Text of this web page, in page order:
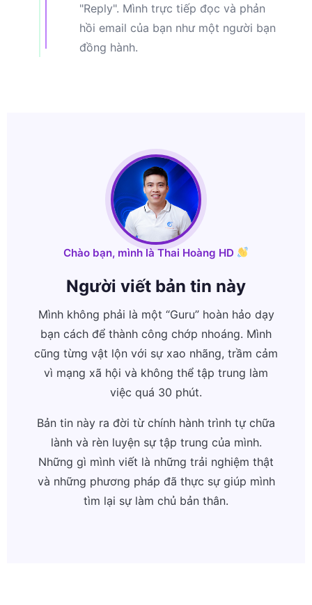
"Reply". Mình trực tiếp đọc và phản
hồi email của bạn như một người bạn
đồng hành.
Chào bạn, mình là Thai Hoàng HD
Người viết bản tin này
Mình không phải là một “Guru” hoàn hảo dạy
bạn cách để thành công chớp nhoáng. Mình
cũng từng vật lộn với sự xao nhãng, trầm cảm
vì mạng xã hội và không thể tập trung làm
việc quá 30 phút.
Bản tin này ra đời từ chính hành trình tự chữa
lành và rèn luyện sự tập trung của mình.
Những gì mình viết là những trải nghiệm thật
và những phương pháp đã thực sự giúp mình
tìm lại sự làm chủ bản thân.